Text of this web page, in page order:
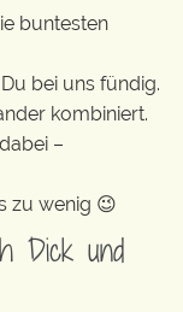
buntesten
bei uns fündig.
kombiniert.
–
zu wenig 😉
Dick und